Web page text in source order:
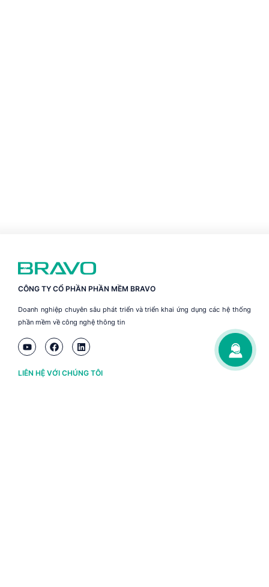
CÔNG TY CỔ PHẦN PHẦN MỀM BRAVO
Doanh nghiệp chuyên sâu phát triển và triển khai ứng dụng các hệ thống
phần mềm về công nghệ thông tin
LIÊN HỆ VỚI CHÚNG TÔI